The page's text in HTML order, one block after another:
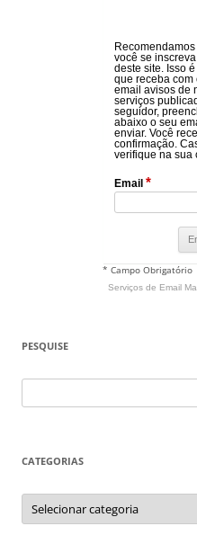
você se
deste site. Isso
que receba com
email avisos de
serviços
seguidor,
abaixo o seu
enviar. Você
confirmação.
verifique na sua
Email *
* Campo Obrigatório
Serviços de Email
PESQUISE
por:
CATEGORIAS
Categorias